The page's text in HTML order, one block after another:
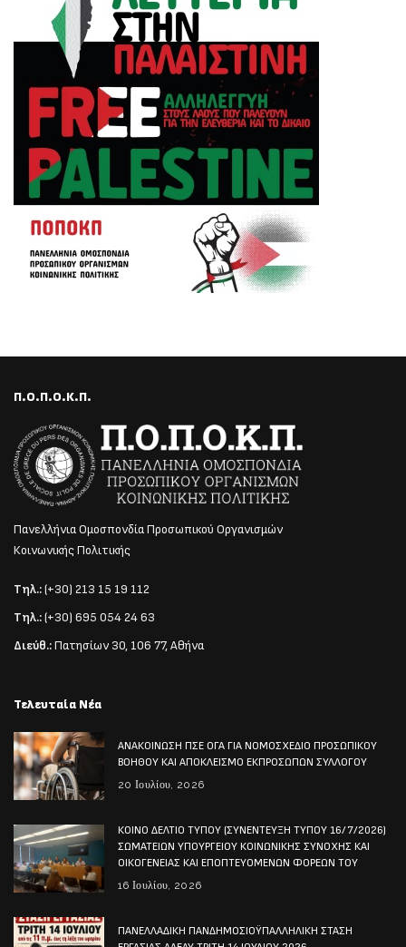
Π.Ο.Π.Ο.Κ.Π.
Πανελλήνια Ομοσπονδία Προσωπικού Οργανισμών
Κοινωνικής Πολιτικής
Τηλ.:(+30) 213 15 19 112
Τηλ.:(+30) 695 054 24 63
Διεύθ.:Πατησίων 30, 106 77, Αθήνα
Τελευταία Νέα
ΑΝΑΚΟΙΝΩΣΗ ΠΣΕ ΟΓΑ ΓΙΑ ΝΟΜΟΣΧΕΔΙΟ ΠΡΟΣΩΠΙΚΟΥ
ΒΟΗΘΟΥ ΚΑΙ ΑΠΟΚΛΕΙΣΜΟ ΕΚΠΡΟΣΩΠΩΝ ΣΥΛΛΟΓΟΥ
20 Ιουλίου, 2026
ΚΟΙΝΟ ΔΕΛΤΙΟ ΤΥΠΟΥ (ΣΥΝΕΝΤΕΥΞΗ ΤΥΠΟΥ 16/7/2026)
ΣΩΜΑΤΕΙΩΝ ΥΠΟΥΡΓΕΙΟΥ ΚΟΙΝΩΝΙΚΗΣ ΣΥΝΟΧΗΣ ΚΑΙ
ΟΙΚΟΓΕΝΕΙΑΣ ΚΑΙ ΕΠΟΠΤΕΥΟΜΕΝΩΝ ΦΟΡΕΩΝ ΤΟΥ
16 Ιουλίου, 2026
ΠΑΝΕΛΛΑΔΙΚΗ ΠΑΝΔΗΜΟΣΙΟΫΠΑΛΛΗΛΙΚΗ ΣΤΑΣΗ